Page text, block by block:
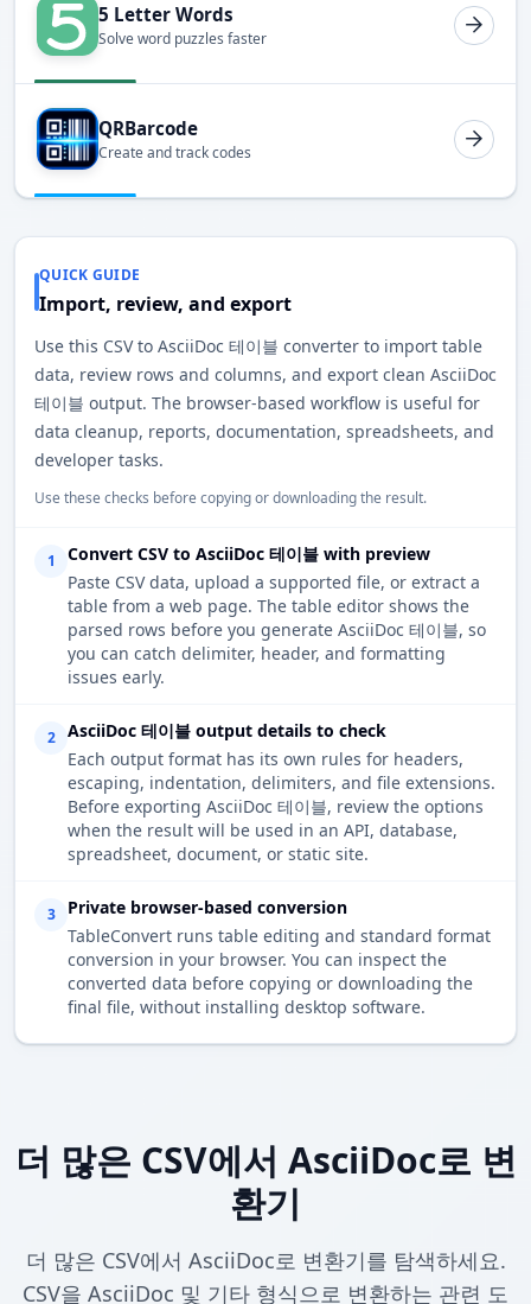
5 Letter Words
Solve word puzzles faster
QRBarcode
Create and track codes
QUICK GUIDE
Import, review, and export
Use this CSV to AsciiDoc 테이블 converter to import table
data, review rows and columns, and export clean AsciiDoc
테이블 output. The browser-based workflow is useful for
data cleanup, reports, documentation, spreadsheets, and
developer tasks.
Use these checks before copying or downloading the result.
1
Convert CSV to AsciiDoc 테이블 with preview
Paste CSV data, upload a supported file, or extract a
table from a web page. The table editor shows the
parsed rows before you generate AsciiDoc 테이블, so
you can catch delimiter, header, and formatting
issues early.
2
AsciiDoc 테이블 output details to check
Each output format has its own rules for headers,
escaping, indentation, delimiters, and file extensions.
Before exporting AsciiDoc 테이블, review the options
when the result will be used in an API, database,
spreadsheet, document, or static site.
3
Private browser-based conversion
TableConvert runs table editing and standard format
conversion in your browser. You can inspect the
converted data before copying or downloading the
final file, without installing desktop software.
더 많은 CSV에서 AsciiDoc로 변
환기
더 많은 CSV에서 AsciiDoc로 변환기를 탐색하세요.
CSV을 AsciiDoc 및 기타 형식으로 변환하는 관련 도